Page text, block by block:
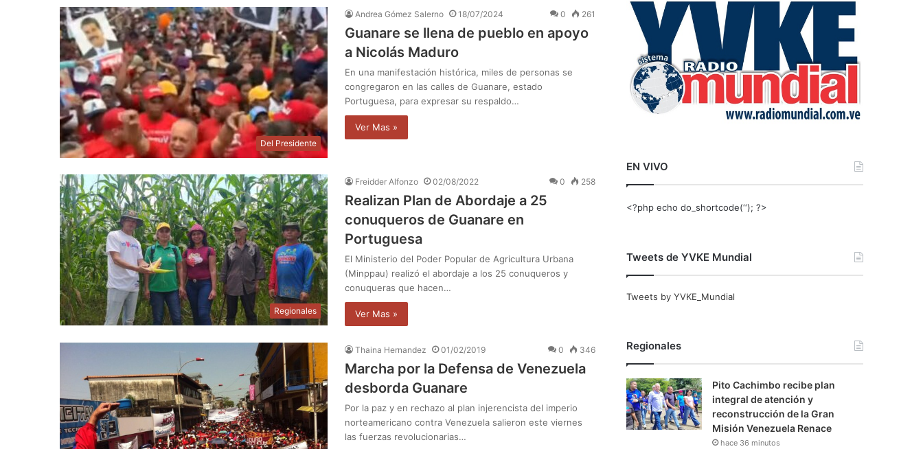
Del Presidente
Andrea Gómez Salerno 18/07/2024 0 261
Guanare se llena de pueblo en apoyo
a Nicolás Maduro
En una manifestación histórica, miles de personas se
congregaron en las calles de Guanare, estado
Portuguesa, para expresar su respaldo…
Ver Mas »
Regionales
Freidder Alfonzo 02/08/2022 0 258
Realizan Plan de Abordaje a 25
conuqueros de Guanare en
Portuguesa
El Ministerio del Poder Popular de Agricultura Urbana
(Minppau) realizó el abordaje a los 25 conuqueros y
conuqueras que hacen…
Ver Mas »
Thaina Hernandez 01/02/2019 0 346
Marcha por la Defensa de Venezuela
desborda Guanare
Por la paz y en rechazo al plan injerencista del imperio
norteamericano contra Venezuela salieron este viernes
las fuerzas revolucionarias…
r
EN VIVO
<?php echo do_shortcode(‘‘); ?>
Tweets de YVKE Mundial
Tweets by YVKE_Mundial
Regionales
Pito Cachimbo recibe plan
integral de atención y
reconstrucción de la Gran
Misión Venezuela Renace
hace 36 minutos